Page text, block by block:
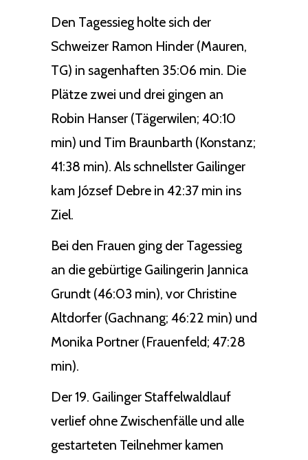
Den Tagessieg holte sich der
Schweizer Ramon Hinder (Mauren,
TG) in sagenhaften 35:06 min. Die
Plätze zwei und drei gingen an
Robin Hanser (Tägerwilen; 40:10
min) und Tim Braunbarth (Konstanz;
41:38 min). Als schnellster Gailinger
kam József Debre in 42:37 min ins
Ziel.
Bei den Frauen ging der Tagessieg
an die gebürtige Gailingerin Jannica
Grundt (46:03 min), vor Christine
Altdorfer (Gachnang; 46:22 min) und
Monika Portner (Frauenfeld; 47:28
min).
Der 19. Gailinger Staffelwaldlauf
verlief ohne Zwischenfälle und alle
gestarteten Teilnehmer kamen